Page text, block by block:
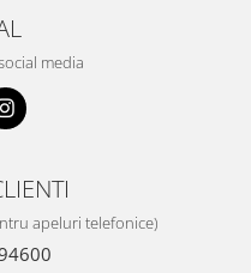
media
apeluri telefonice)